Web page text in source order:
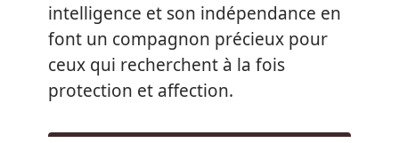
intelligence et son indépendance en
font un compagnon précieux pour
ceux qui recherchent à la fois
protection et affection.